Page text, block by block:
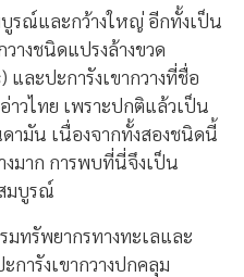
บูรณ์และกว้างใหญ่ อีกทั้งเป็น
างชนิดแปรงล้างขวด
) และปะการังเขากวางที่ชื่อ
าวไทย เพราะปกติแล้วเป็น
ามัน เนื่องจากทั้งสองชนิดนี้
งมาก การพบที่นี่จึงเป็น
มบูรณ์
มทรัพยากรทางทะเลและ
การังเขากวางปกคลุม